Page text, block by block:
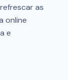
as
online
e